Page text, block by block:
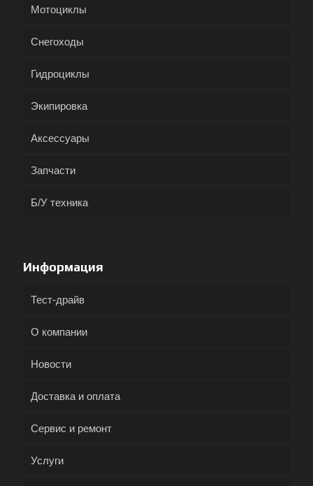
Мотоциклы
Снегоходы
Гидроциклы
Экипировка
Аксессуары
Запчасти
Б/У техника
Информация
Тест-драйв
О компании
Новости
Доставка и оплата
Сервис и ремонт
Услуги